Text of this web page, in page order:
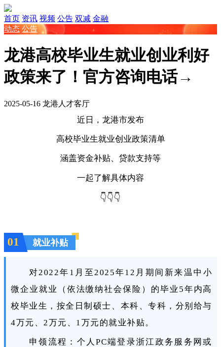
首页 资讯 视频 公告 双减 金融
动态 公告
龙港高校毕业生就业创业利好
政策来了！官方咨询电话→
2025-05-16 龙港人才客厅
近日，龙港市发布
高校毕业生就业创业政策清单
涵盖资金补贴、贷款支持等
一起了解具体内容
👇👇👇
01 就业补贴
对2022年1月至2025年12月期间新来温中小
微企业就业（依法缴纳社会保险）的毕业5年内高
校毕业生，按全日制硕士、本科、专科，分别给与
4万元、2万元、1万元的就业补贴。
申领流程：个人PC端登录浙江政务服务网或